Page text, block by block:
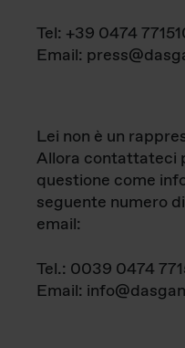
Tel: +39 0474
Email:
Lei non è un
Allora contattateci
questione come
seguente numero
email:
Tel.: 0039 0474
Email: